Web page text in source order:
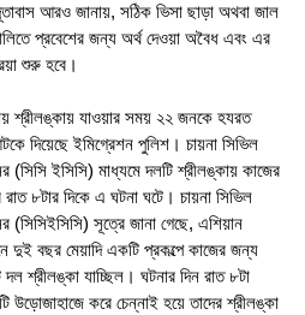
আরও জানায়, সঠিক ভিসা ছাড়া অথবা জাল
প্রবেশের জন্য অর্থ দেওয়া অবৈধ এবং এর
শুরু হবে।
শ্রীলঙ্কায় যাওয়ার সময় ২২ জনকে হযরত
দিয়েছে ইমিগ্রেশন পুলিশ। চায়না সিভিল
(সিসি ইসিসি) মাধ্যমে দলটি শ্রীলঙ্কায় কাজের
৮টার দিকে এ ঘটনা ঘটে। চায়না সিভিল
(সিসিইসিসি) সূত্রে জানা গেছে, এশিয়ান
দুই বছর মেয়াদি একটি প্রকল্পে কাজের জন্য
শ্রীলঙ্কা যাচ্ছিল। ঘটনার দিন রাত ৮টা
উড়োজাহাজে করে চেন্নাই হয়ে তাদের শ্রীলঙ্কা